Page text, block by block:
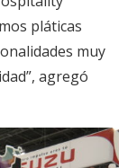
pláticas
muy
agregó